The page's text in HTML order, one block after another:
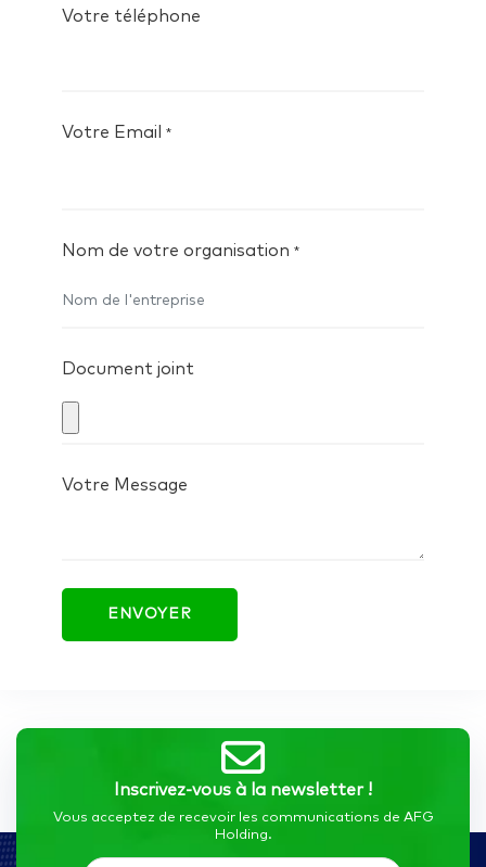
Votre téléphone
Votre Email *
Nom de votre organisation *
Document joint
Votre Message
Inscrivez-vous à la newsletter !
Vous acceptez de recevoir les communications de AFG
Holding.